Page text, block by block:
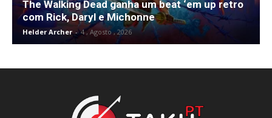
The Walking Dead ganha um beat ‘em up retro
com Rick, Daryl e Michonne
Helder Archer - 4 , Agosto , 2026